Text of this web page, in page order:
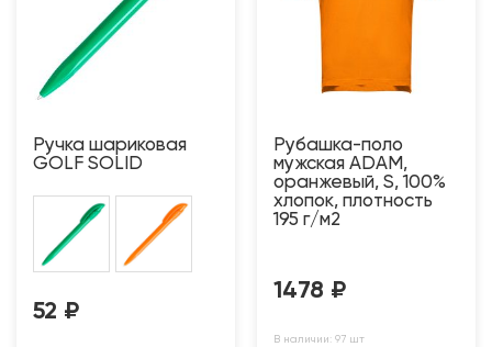
Ручка шариковая
GOLF SOLID
52 ₽
Рубашка-поло
мужская ADAM,
оранжевый, S, 100%
хлопок, плотность
195 г/м2
1478 ₽
В наличии: 97 шт